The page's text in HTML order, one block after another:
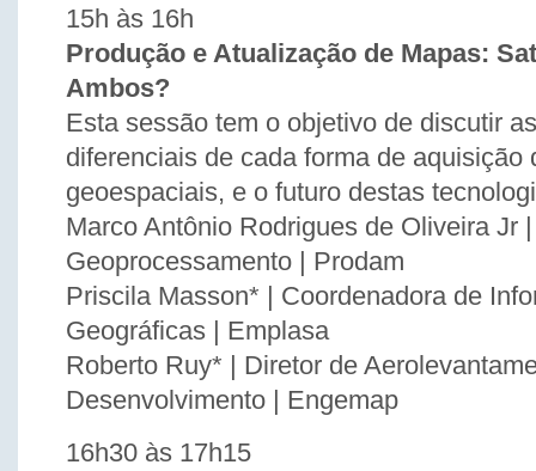
15h às 16h
Produção e Atualização de Mapas:
Ambos?
Esta sessão tem o objetivo de discutir
diferenciais de cada forma de aquisição
geoespaciais, e o futuro destas
Marco Antônio Rodrigues de Oliveira Jr
Geoprocessamento | Prodam
Priscila Masson* | Coordenadora de
Geográficas | Emplasa
Roberto Ruy* | Diretor de
Desenvolvimento | Engemap
16h30 às 17h15